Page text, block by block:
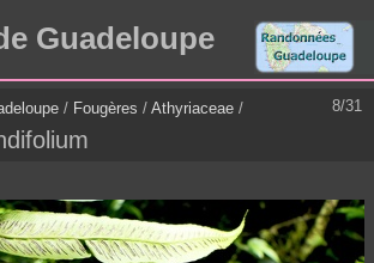
Guadeloupe
8/31
/ Fougères / Athyriaceae /